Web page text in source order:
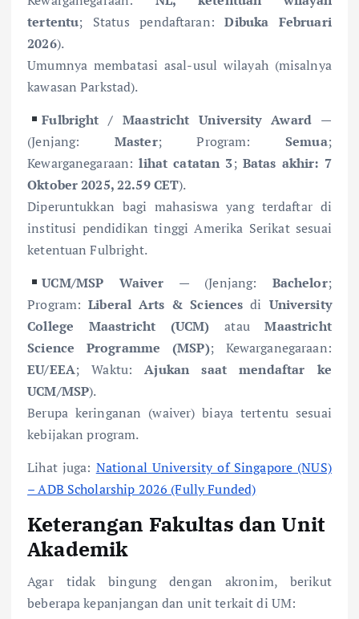
tertentu; Status pendaftaran:Dibuka Februari
2026).
Umumnya membatasi asal-usul wilayah (misalnya
kawasan Parkstad).
Fulbright / Maastricht University Award —
(Jenjang: Master; Program:Semua;
Kewarganegaraan:lihat catatan 3; Batas akhir: 7
Oktober 2025, 22.59 CET).
Diperuntukkan bagi mahasiswa yang terdaftar di
institusi pendidikan tinggi Amerika Serikat sesuai
ketentuan Fulbright.
UCM/MSP Waiver — (Jenjang: Bachelor;
Program:Liberal Arts & Sciences di University
College Maastricht (UCM) atauMaastricht
Science Programme (MSP); Kewarganegaraan:
EU/EEA; Waktu:Ajukan saat mendaftar ke
UCM/MSP).
Berupa keringanan (waiver) biaya tertentu sesuai
kebijakan program.
Lihat juga: National University of Singapore (NUS)
– ADB Scholarship 2026 (Fully Funded)
Keterangan Fakultas dan Unit
Akademik
Agar tidak bingung dengan akronim, berikut
beberapa kepanjangan dan unit terkait di UM: